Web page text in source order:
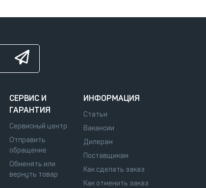
СЕРВИС И
ГАРАНТИЯ
Сервисный центр
Отправить
обращение
Обменять или
вернуть товар
ИНФОРМАЦИЯ
Статьи
Вакансии
Дилерам
Поставщикам
Как сделать заказ
Как отменить заказ